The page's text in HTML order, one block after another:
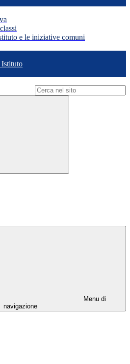
e le iniziative comuni
Menu di
navigazione